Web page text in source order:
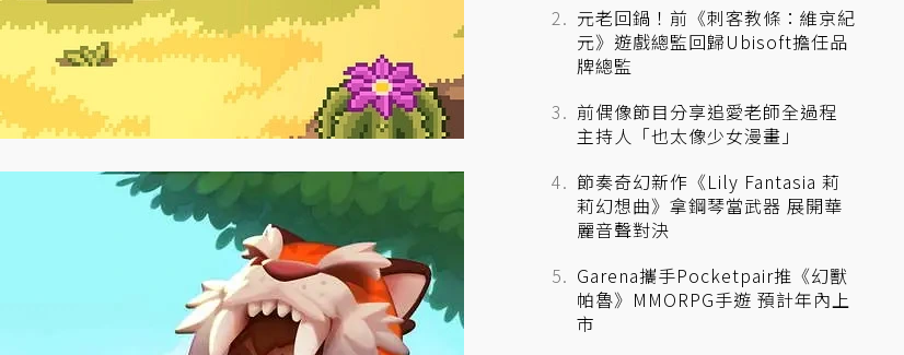
元老回鍋！前《刺客教條：維京紀
元》遊戲總監回歸Ubisoft擔任品
牌總監
前偶像節目分享追愛老師全過程
主持人「也太像少女漫畫」
節奏奇幻新作《Lily Fantasia 莉
莉幻想曲》拿鋼琴當武器 展開華
麗音聲對決
Garena攜手Pocketpair推《幻獸
帕魯》MMORPG手遊 預計年內上
市